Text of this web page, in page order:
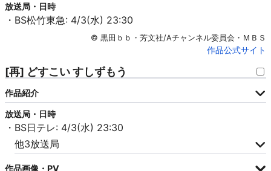
放送局・日時
・BS松竹東急: 4/3(水) 23:30
© 黒田ｂｂ・芳文社/Aチャンネル委員会・ＭＢＳ
作品公式サイト
[再] どすこい すしずもう
作品紹介
放送局・日時
・BS日テレ: 4/3(水) 23:30
他3放送局
作品画像・PV